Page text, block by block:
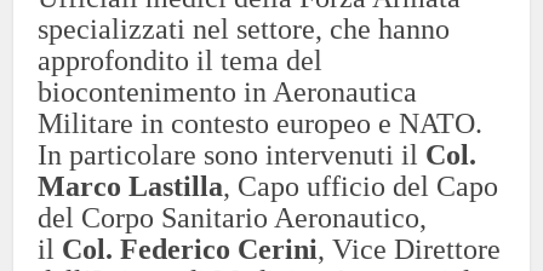
specializzati nel settore, che hanno
approfondito il tema del
biocontenimento in Aeronautica
Militare in contesto europeo e NATO.
In particolare sono intervenuti il Col.
Marco Lastilla, Capo ufficio del Capo
del Corpo Sanitario Aeronautico,
il Col. Federico Cerini, Vice Direttore